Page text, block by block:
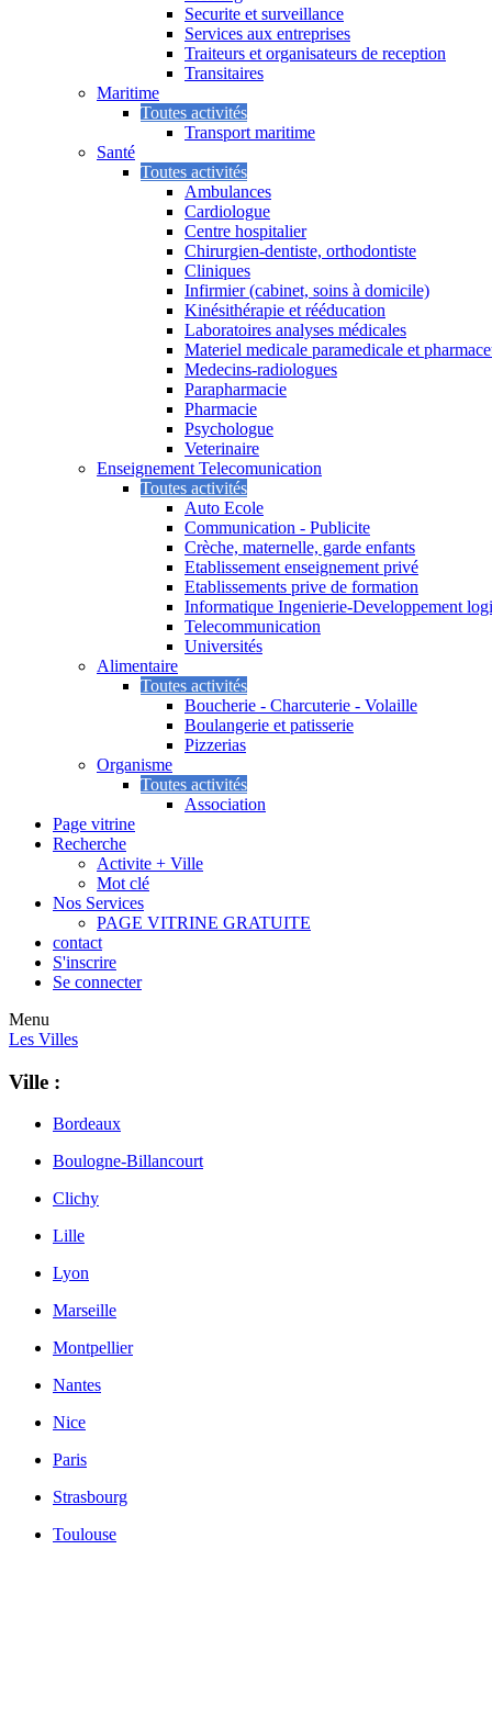
Securite et surveillance
Services aux entreprises
Traiteurs et organisateurs de reception
Transitaires
Maritime
Toutes activités
Transport maritime
Santé
Toutes activités
Ambulances
Cardiologue
Centre hospitalier
Chirurgien-dentiste, orthodontiste
Cliniques
Infirmier (cabinet, soins à domicile)
Kinésithérapie et rééducation
Laboratoires analyses médicales
Materiel medicale paramedicale et
Medecins-radiologues
Parapharmacie
Pharmacie
Psychologue
Veterinaire
Enseignement Telecomunication
Toutes activités
Auto Ecole
Communication - Publicite
Crèche, maternelle, garde enfants
Etablissement enseignement privé
Etablissements prive de formation
Informatique Ingenierie-Developpement
Telecommunication
Universités
Alimentaire
Toutes activités
Boucherie - Charcuterie - Volaille
Boulangerie et patisserie
Pizzerias
Organisme
Toutes activités
Association
Page vitrine
Recherche
Activite + Ville
Mot clé
Nos Services
PAGE VITRINE GRATUITE
contact
S'inscrire
Se connecter
Menu
Les Villes
Ville :
Bordeaux
Boulogne-Billancourt
Clichy
Lille
Lyon
Marseille
Montpellier
Nantes
Nice
Paris
Strasbourg
Toulouse